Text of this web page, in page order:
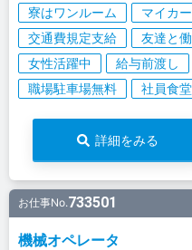
寮はワンルーム マイカ
交通費規定支給
友達と働
女性活躍中
給与前渡し
職場駐車場無料
社員食
詳細をみる
お仕事No.733501
機械オペレータ